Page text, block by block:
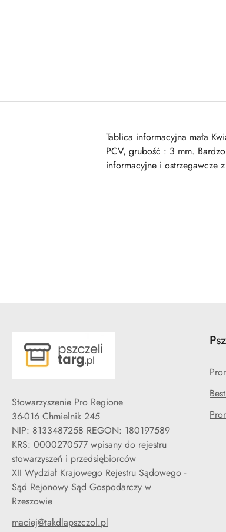
Tablica informacyjna mała
PCV, grubość : 3 mm.
informacyjne i ostrzegawcze
Stowarzyszenie Pro Regione
36-016 Chmielnik 245
NIP: 8133487258 REGON: 180197589
KRS: 0000270577 wpisany do rejestru
stowarzyszeń i przedsiębiorców
XII Wydział Krajowego Rejestru Sądowego -
Sąd Rejonowy Sąd Gospodarczy w
Rzeszowie
maciej@takdlapszczol.pl